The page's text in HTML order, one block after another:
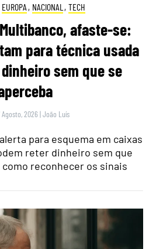
EUROPA , NACIONAL , TECH
afaste-se:
para técnica usada
sem que se
Agosto, 2026 |João Luís
para esquema em caixas
reter dinheiro sem que
reconhecer os sinais